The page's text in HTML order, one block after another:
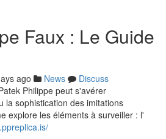
Faux : Le Guide
ago News
Discuss
Philippe peut s'avérer
la sophistication des imitations
explore les éléments à surveiller : l'